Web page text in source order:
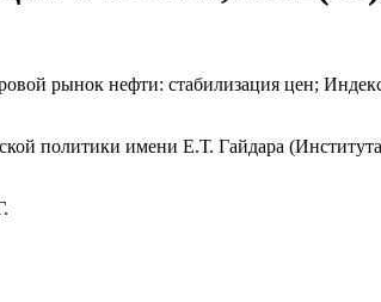
рынок нефти: стабилизация цен;
политики имени Е.Т. Гайдара